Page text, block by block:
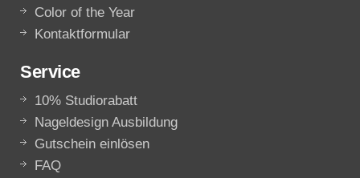
Color of the Year
Kontaktformular
Service
10% Studiorabatt
Nageldesign Ausbildung
Gutschein einlösen
FAQ